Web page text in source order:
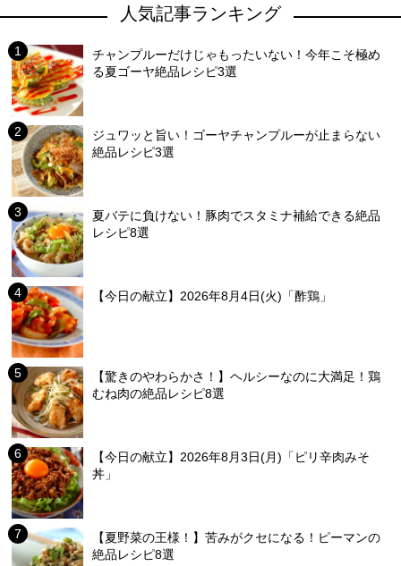
人気記事ランキング
チャンプルーだけじゃもったいない！今年こそ極め
る夏ゴーヤ絶品レシピ3選
ジュワッと旨い！ゴーヤチャンプルーが止まらない
絶品レシピ3選
夏バテに負けない！豚肉でスタミナ補給できる絶品
レシピ8選
【今日の献立】2026年8月4日(火)「酢鶏」
【驚きのやわらかさ！】ヘルシーなのに大満足！鶏
むね肉の絶品レシピ8選
【今日の献立】2026年8月3日(月)「ピリ辛肉みそ
丼」
【夏野菜の王様！】苦みがクセになる！ピーマンの
絶品レシピ8選